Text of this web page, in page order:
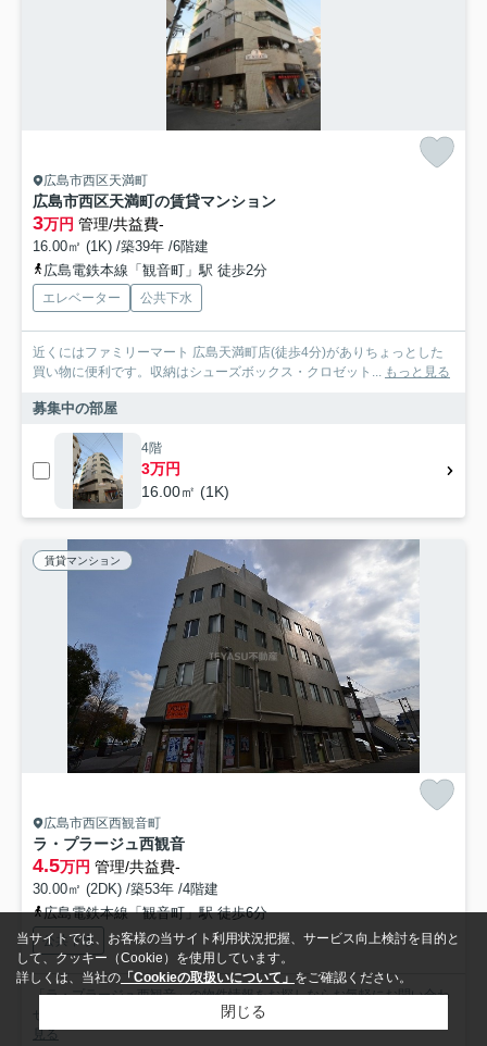
広島市西区天満町
広島市西区天満町の賃貸マンション
3万円 管理/共益費-
16.00㎡ (1K) /築39年 /6階建
広島電鉄本線「観音町」駅 徒歩2分
エレベーター 公共下水
近くにはファミリーマート 広島天満町店(徒歩4分)がありちょっとした
買い物に便利です。収納はシューズボックス・クロゼット... もっと見る
募集中の部屋
4階
3万円
16.00㎡ (1K)
賃貸マンション
広島市西区西観音町
ラ・プラージュ西観音
4.5万円 管理/共益費-
30.00㎡ (2DK) /築53年 /4階建
広島電鉄本線「観音町」駅 徒歩6分
公共下水
「ラ・プラージュ西観音」の物件情報をお探しならお気軽にお問い合わ
せ下さい。家から徒歩5分の位置に広島観音町郵便局がありま...
見る
当サイトでは、お客様の当サイト利用状況把握、サービス向上検討を目的と
して、クッキー（Cookie）を使用しています。
詳しくは、当社の 「Cookieの取扱いについて」 をご確認ください。
閉じる